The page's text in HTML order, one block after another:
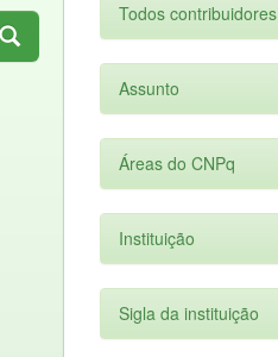
Todos contribuidores
Assunto
Áreas do CNPq
Instituição
Sigla da instituição